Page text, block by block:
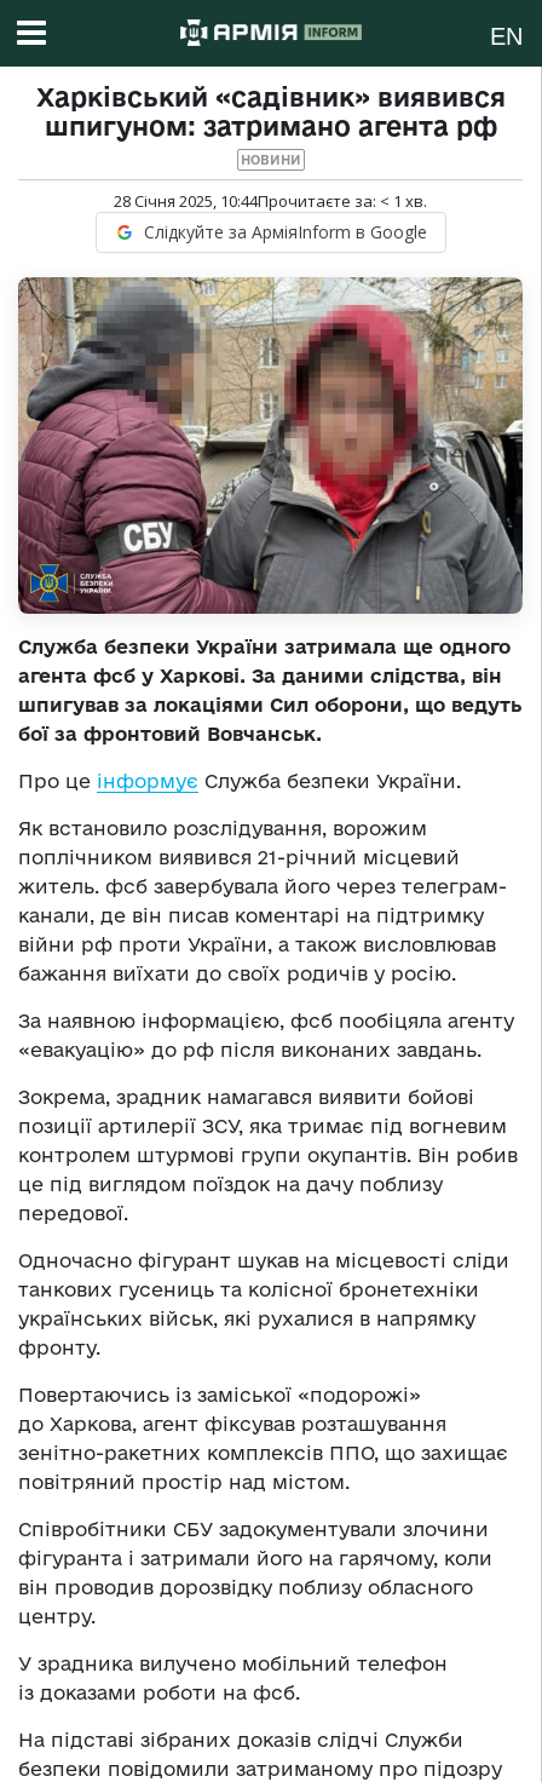
EN
Харківський «садівник» виявився
шпигуном: затримано агента рф
НОВИНИ
28 Січня 2025, 10:44Прочитаєте за: < 1 хв.
Слідкуйте за АрміяInform в Google
Служба безпеки України затримала ще одного
агента фсб у Харкові. За даними слідства, він
шпигував за локаціями Сил оборони, що ведуть
бої за фронтовий Вовчанськ.
Про це інформує Служба безпеки України.
Як встановило розслідування, ворожим
поплічником виявився 21-річний місцевий
житель. фсб завербувала його через телеграм-
канали, де він писав коментарі на підтримку
війни рф проти України, а також висловлював
бажання виїхати до своїх родичів у росію.
За наявною інформацією, фсб пообіцяла агенту
«евакуацію» до рф після виконаних завдань.
Зокрема, зрадник намагався виявити бойові
позиції артилерії ЗСУ, яка тримає під вогневим
контролем штурмові групи окупантів. Він робив
це під виглядом поїздок на дачу поблизу
передової.
Одночасно фігурант шукав на місцевості сліди
танкових гусениць та колісної бронетехніки
українських військ, які рухалися в напрямку
фронту.
Повертаючись із заміської «подорожі»
до Харкова, агент фіксував розташування
зенітно-ракетних комплексів ППО, що захищає
повітряний простір над містом.
Співробітники СБУ задокументували злочини
фігуранта і затримали його на гарячому, коли
він проводив дорозвідку поблизу обласного
центру.
У зрадника вилучено мобільний телефон
із доказами роботи на фсб.
На підставі зібраних доказів слідчі Служби
безпеки повідомили затриманому про підозру